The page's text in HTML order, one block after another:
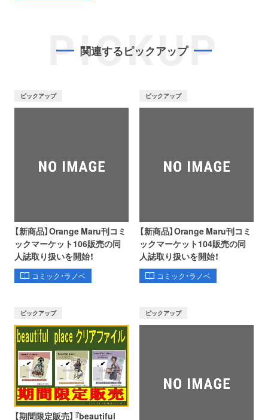
PICKUP
関連するピックアップ
ピックアップ
【新商品】Orange Maru刊コミ
ックマーケット106販売の同
人誌取り扱いを開始！
コミック・ラノベ
ピックアップ
【新商品】Orange Maru刊コミ
ックマーケット104販売の同
人誌取り扱いを開始！
コミック・ラノベ
ピックアップ
【期間限定販売】『beautiful
ピックアップ